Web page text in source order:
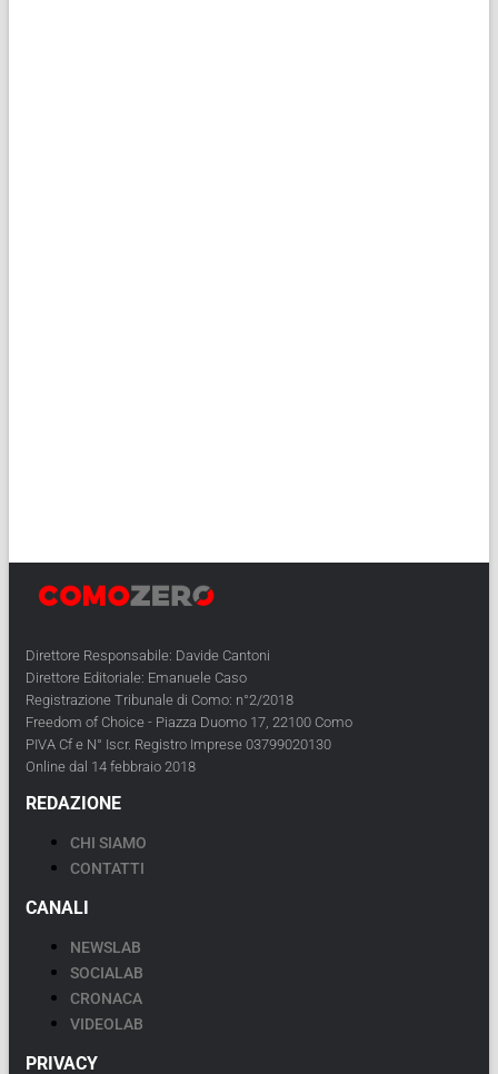
Direttore Responsabile: Davide Cantoni
Direttore Editoriale: Emanuele Caso
Registrazione Tribunale di Como: n°2/2018
Freedom of Choice - Piazza Duomo 17, 22100 Como
PIVA Cf e N° Iscr. Registro Imprese 03799020130
Online dal 14 febbraio 2018
REDAZIONE
CHI SIAMO
CONTATTI
CANALI
NEWSLAB
SOCIALAB
CRONACA
VIDEOLAB
PRIVACY